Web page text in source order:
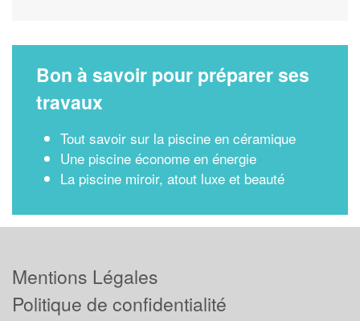
Bon à savoir pour préparer ses
travaux
Tout savoir sur la piscine en céramique
Une piscine économe en énergie
La piscine miroir, atout luxe et beauté
Mentions Légales
Politique de confidentialité